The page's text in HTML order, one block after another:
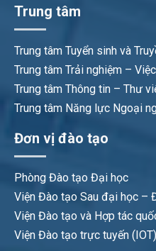
Trung tâm
Trung tâm Tuyển sinh và
Trung tâm Trải nghiệm –
Trung tâm Thông tin – Thư
Trung tâm Năng lực Ngoại
Đơn vị đào tạo
Phòng Đào tạo Đại học
Viện Đào tạo Sau đại học –
Viện Đào tạo và Hợp tác
Viện Đào tạo trực tuyến (IOT)